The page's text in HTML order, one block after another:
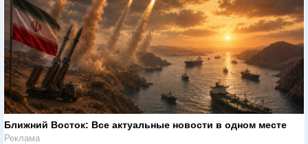
Ближний Восток: Все актуальные новости в одном месте
Реклама